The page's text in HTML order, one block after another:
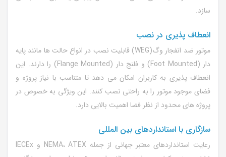
سازد.
انعطاف پذیری در نصب
موتور ضد انفجار وگ(WEG) قابلیت نصب در انواع حالت ها مانند پایه
دار (Foot Mounted) و فلنج دار (Flange Mounted) را دارند. این
انعطاف پذیری به کاربران امکان می دهد تا متناسب با نیاز پروژه و
فضای موجود موتور را به راحتی نصب کنند. این ویژگی به خصوص در
پروژه های محدود از نظر فضا اهمیت بالایی دارد.
سازگاری با استانداردهای بین المللی
رعایت استانداردهای معتبر جهانی از جمله NEMA، ATEX و IECEx